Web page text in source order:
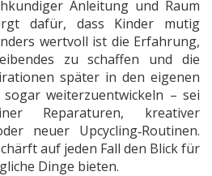
Anleitung und Raum
dafür, dass Kinder mutig
wertvoll ist die Erfahrung,
zu schaffen und die
später in den eigenen
weiterzuentwickeln – sei
Reparaturen, kreativer
neuer Upcycling‑Routinen.
auf jeden Fall den Blick für
Dinge bieten.